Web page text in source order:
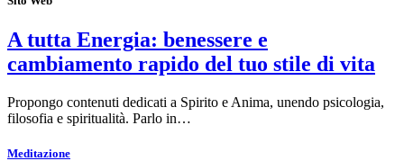
A tutta Energia: benessere e
cambiamento rapido del tuo stile di vita
Propongo contenuti dedicati a Spirito e Anima, unendo psicologia,
filosofia e spiritualità. Parlo in…
Meditazione